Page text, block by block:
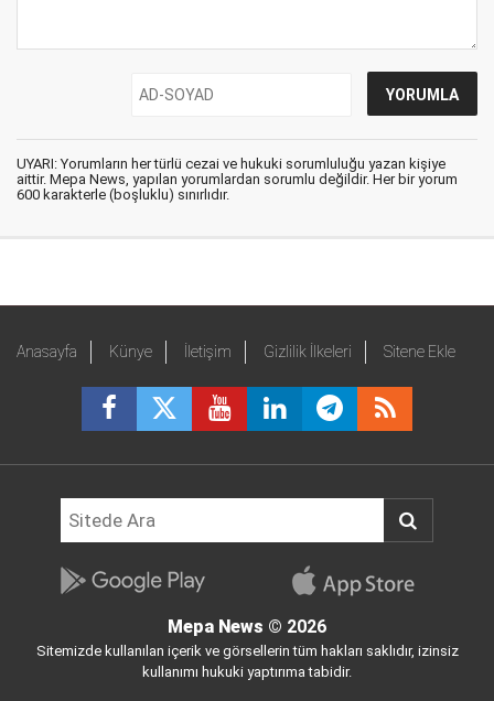
UYARI: Yorumların her türlü cezai ve hukuki sorumluluğu yazan kişiye
aittir. Mepa News, yapılan yorumlardan sorumlu değildir. Her bir yorum
600 karakterle (boşluklu) sınırlıdır.
Anasayfa Künye İletişim Gizlilik İlkeleri Sitene Ekle
Mepa News © 2026
Sitemizde kullanılan içerik ve görsellerin tüm hakları saklıdır, izinsiz
kullanımı hukuki yaptırıma tabidir.